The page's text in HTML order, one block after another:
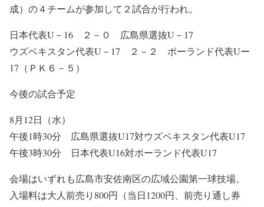
成）の４チームが参加して２試合が行われ。
日本代表U－16 ２－０ 広島県選抜U－17
ウズベキスタン代表U－17 ２－２ ポーランド代表Uー
17（ＰＫ６－５）
今後の試合予定
8月12日（水）
午後1時30分 広島県選抜U17対ウズベキスタン代表U17
午後3時30分 日本代表U16対ポーランド代表U17
会場はいずれも広島市安佐南区の広域公園第一球技場。
入場料は大人前売り800円（当日1200円、前売り通し券